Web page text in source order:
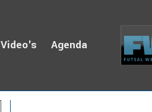
Video's Agenda